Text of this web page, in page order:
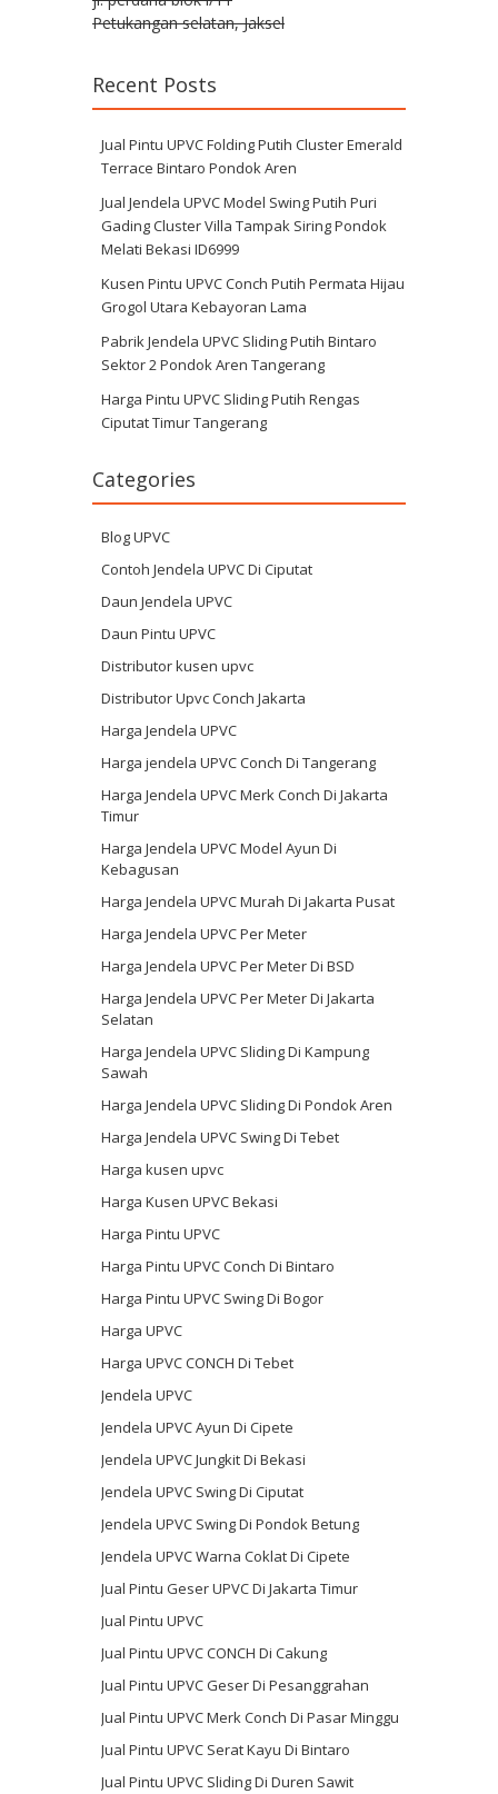
Petukangan selatan, Jaksel
Recent Posts
Jual Pintu UPVC Folding Putih Cluster Emerald
Terrace Bintaro Pondok Aren
Jual Jendela UPVC Model Swing Putih Puri
Gading Cluster Villa Tampak Siring Pondok
Melati Bekasi ID6999
Kusen Pintu UPVC Conch Putih Permata Hijau
Grogol Utara Kebayoran Lama
Pabrik Jendela UPVC Sliding Putih Bintaro
Sektor 2 Pondok Aren Tangerang
Harga Pintu UPVC Sliding Putih Rengas
Ciputat Timur Tangerang
Categories
Blog UPVC
Contoh Jendela UPVC Di Ciputat
Daun Jendela UPVC
Daun Pintu UPVC
Distributor kusen upvc
Distributor Upvc Conch Jakarta
Harga Jendela UPVC
Harga jendela UPVC Conch Di Tangerang
Harga Jendela UPVC Merk Conch Di Jakarta
Timur
Harga Jendela UPVC Model Ayun Di
Kebagusan
Harga Jendela UPVC Murah Di Jakarta Pusat
Harga Jendela UPVC Per Meter
Harga Jendela UPVC Per Meter Di BSD
Harga Jendela UPVC Per Meter Di Jakarta
Selatan
Harga Jendela UPVC Sliding Di Kampung
Sawah
Harga Jendela UPVC Sliding Di Pondok Aren
Harga Jendela UPVC Swing Di Tebet
Harga kusen upvc
Harga Kusen UPVC Bekasi
Harga Pintu UPVC
Harga Pintu UPVC Conch Di Bintaro
Harga Pintu UPVC Swing Di Bogor
Harga UPVC
Harga UPVC CONCH Di Tebet
Jendela UPVC
Jendela UPVC Ayun Di Cipete
Jendela UPVC Jungkit Di Bekasi
Jendela UPVC Swing Di Ciputat
Jendela UPVC Swing Di Pondok Betung
Jendela UPVC Warna Coklat Di Cipete
Jual Pintu Geser UPVC Di Jakarta Timur
Jual Pintu UPVC
Jual Pintu UPVC CONCH Di Cakung
Jual Pintu UPVC Geser Di Pesanggrahan
Jual Pintu UPVC Merk Conch Di Pasar Minggu
Jual Pintu UPVC Serat Kayu Di Bintaro
Jual Pintu UPVC Sliding Di Duren Sawit